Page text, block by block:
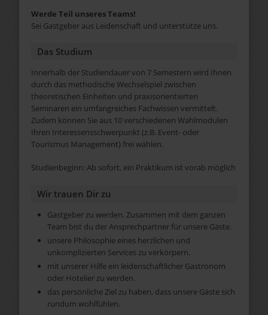
Werde Teil unseres Teams!
Sei Gastgeber aus Leidenschaft und unterstütze uns.
Das Studium
Innerhalb der Studiendauer von 7 Semestern wird Ihnen
durch das methodische Wechselspiel zwischen
theoretischen Einheiten und praxisorientierten
Seminaren ein umfangreiches Fachwissen vermittelt.
Zudem können Sie aus 10 verschiedenen Wahlmodulen
Ihren Interessensschwerpunkt (z.B. Event- oder
Tourismus Management) frei wählen.
Studienbeginn: Ab sofort, ein Praktikum ist vorab möglich
Wir trauen Dir zu
Gastgeber zu werden. Zusammen mit dem ganzen
Team bist du der Ansprechpartner für unsere Gäste.
unsere Philosophie eines herzlichen und
unkomplizierten Services zu verkörpern.
mit unserer Hilfe ein leidenschaftlicher Gastronom
oder Hotelier zu werden.
das persönliche Ziel zu haben, dass unsere Gäste sich
rundum wohlfühlen.